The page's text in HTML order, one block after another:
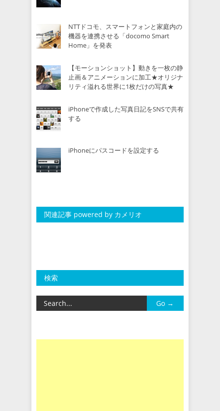
NTTドコモ、スマートフォンと家庭内の
機器を連携させる「docomo Smart
Home」を発表
【モーションショット】動きを一枚の静
止画＆アニメーションに加工★オリジナ
リティ溢れる世界に1枚だけの写真★
iPhoneで作成した写真日記をSNSで共有
する
iPhoneにパスコードを設定する
関連記事 powered by カメリオ
検索